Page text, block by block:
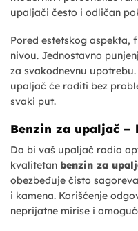
upaljači često i odličan
Pored estetskog aspekta,
nivou. Jednostavno
za svakodnevnu
upaljač će raditi bez
svaki put.
Benzin za upaljač
Da bi vaš upaljač radio
kvalitetan benzin za
obezbeđuje čisto
i kamena. Korišćenje
neprijatne mirise i